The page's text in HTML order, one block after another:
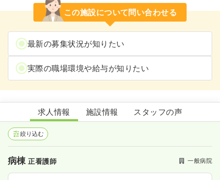
この施設について問い合わせる
最新の募集状況が知りたい
実際の職場環境や給与が知りたい
岩井整形外科病院
求人情報 施設情報 スタッフの声
絞り込む
病棟正看護師 一般病院